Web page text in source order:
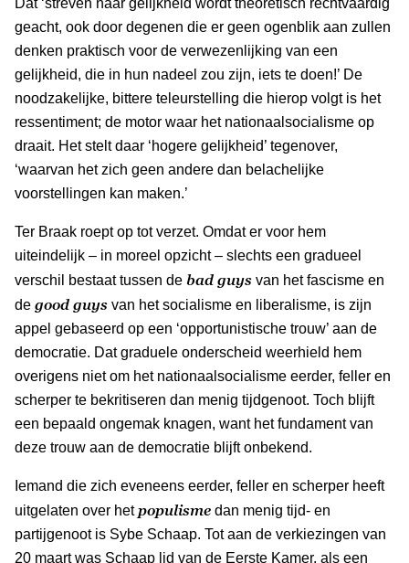
geacht, ook door degenen die er geen ogenblik aan zullen
denken praktisch voor de verwezenlijking van een
gelijkheid, die in hun nadeel zou zijn, iets te doen!’ De
noodzakelijke, bittere teleurstelling die hierop volgt is het
ressentiment; de motor waar het nationaalsocialisme op
draait. Het stelt daar ‘hogere gelijkheid’ tegenover,
‘waarvan het zich geen andere dan belachelijke
voorstellingen kan maken.’
Ter Braak roept op tot verzet. Omdat er voor hem
uiteindelijk – in moreel opzicht – slechts een gradueel
verschil bestaat tussen de bad guys van het fascisme en
de good guys van het socialisme en liberalisme, is zijn
appel gebaseerd op een ‘opportunistische trouw’ aan de
democratie. Dat graduele onderscheid weerhield hem
overigens niet om het nationaalsocialisme eerder, feller en
scherper te bekritiseren dan menig tijdgenoot. Toch blijft
een bepaald ongemak knagen, want het fundament van
deze trouw aan de democratie blijft onbekend.
Iemand die zich eveneens eerder, feller en scherper heeft
uitgelaten over hetpopulisme dan menig tijd- en
partijgenoot is Sybe Schaap. Tot aan de verkiezingen van
20 maart was Schaap lid van de Eerste Kamer, als een